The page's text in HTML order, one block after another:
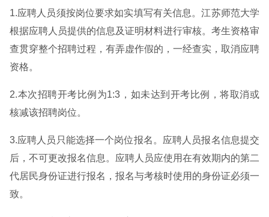
1.应聘人员须按岗位要求如实填写有关信息。江苏师范大学
根据应聘人员提供的信息及证明材料进行审核。考生资格审
查贯穿整个招聘过程，有弄虚作假的，一经查实，取消应聘
资格。
2.本次招聘开考比例为1:3，如未达到开考比例，将取消或
核减该招聘岗位。
3.应聘人员只能选择一个岗位报名。应聘人员报名信息提交
后，不可更改报名信息。应聘人员应使用在有效期内的第二
代居民身份证进行报名，报名与考核时使用的身份证必须一
致。